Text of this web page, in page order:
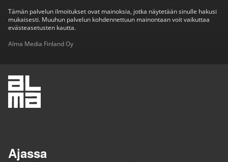
Tämän palvelun ilmoitukset ovat mainoksia, jotka näytetään sinulle hakusi
mukaisesti. Muuhun palvelun kohdennettuun mainontaan voit vaikuttaa
evästeasetusten kautta.
Alma Media Finland Oy